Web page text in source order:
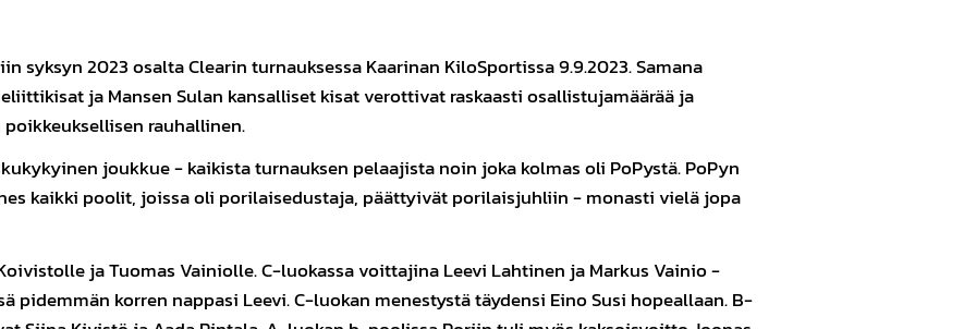
syksyn 2023 osalta Clearin turnauksessa Kaarinan KiloSportissa 9.9.2023. Samana
ja Mansen Sulan kansalliset kisat verottivat raskaasti osallistujamäärää ja
rauhallinen.
joukkue - kaikista turnauksen pelaajista noin joka kolmas oli PoPystä. PoPyn
kaikki poolit, joissa oli porilaisedustaja, päättyivät porilaisjuhliin - monasti vielä jopa
ja Tuomas Vainiolle. C-luokassa voittajina Leevi Lahtinen ja Markus Vainio -
pidemmän korren nappasi Leevi. C-luokan menestystä täydensi Eino Susi hopeallaan. B-